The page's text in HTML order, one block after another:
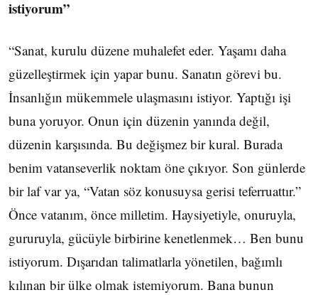
istiyorum”
“Sanat, kurulu düzene muhalefet eder. Yaşamı daha
güzelleştirmek için yapar bunu. Sanatın görevi bu.
İnsanlığın mükemmele ulaşmasını istiyor. Yaptığı işi
buna yoruyor. Onun için düzenin yanında değil,
düzenin karşısında. Bu değişmez bir kural. Burada
benim vatanseverlik noktam öne çıkıyor. Son günlerde
bir laf var ya, “Vatan söz konusuysa gerisi teferruattır.”
Önce vatanım, önce milletim. Haysiyetiyle, onuruyla,
gururuyla, gücüyle birbirine kenetlenmek… Ben bunu
istiyorum. Dışarıdan talimatlarla yönetilen, bağımlı
kılınan bir ülke olmak istemiyorum. Bana bunun